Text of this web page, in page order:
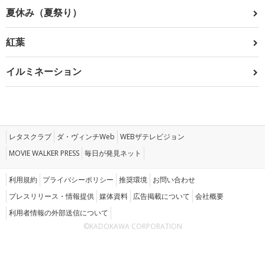
夏休み（夏祭り）
紅葉
イルミネーション
レタスクラブ ダ・ヴィンチWeb WEBザテレビジョン
MOVIE WALKER PRESS 毎日が発見ネット
利用規約 プライバシーポリシー 推奨環境 お問い合わせ
プレスリリース・情報提供 媒体資料 広告掲載について 会社概要
利用者情報の外部送信について
©KADOKAWA CORPORATION